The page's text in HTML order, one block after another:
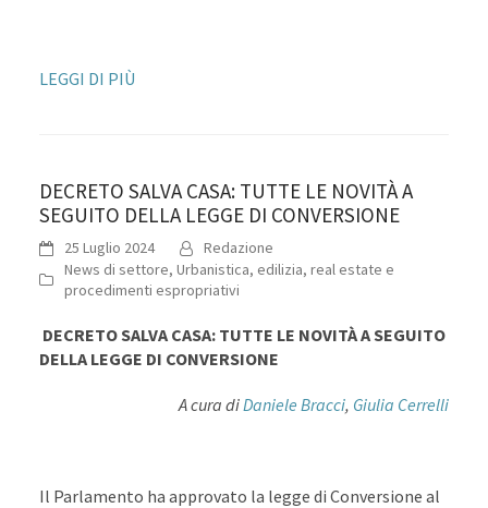
LEGGI DI PIÙ
DECRETO SALVA CASA: TUTTE LE NOVITÀ A
SEGUITO DELLA LEGGE DI CONVERSIONE
25 Luglio 2024
Redazione
News di settore, Urbanistica, edilizia, real estate e
procedimenti espropriativi
DECRETO SALVA CASA: TUTTE LE NOVITÀ A SEGUITO
DELLA LEGGE DI CONVERSIONE
A cura diDaniele Bracci, Giulia Cerrelli
Il Parlamento ha approvato la legge di Conversione al